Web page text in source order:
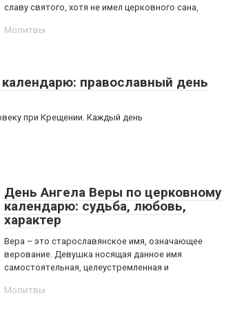
славу святого, хотя не имел церковного сана,
Молитвы
православный день
при Крещении. Каждый день
День Ангела Веры по церковному
календарю: судьба, любовь,
характер
Вера – это старославянское имя, означающее
верование. Девушка носящая данное имя
самостоятельная, целеустремленная и
Молитвы